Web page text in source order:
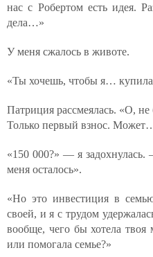
нас с Робертом есть идея.
дела…»
У меня сжалось в животе.
«Ты хочешь, чтобы я…
Патриция рассмеялась. «О,
Только первый взнос.
«150 000?» — я
меня осталось».
«Но это инвестиция в
своей, и я с трудом
вообще, чего бы хотела
или помогала семье?»